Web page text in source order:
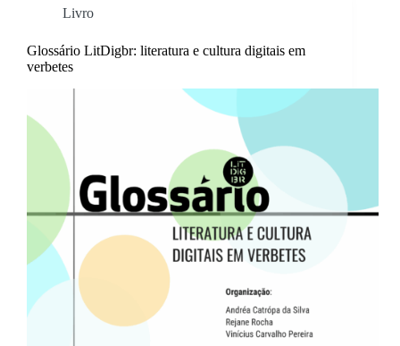
Livro
Glossário LitDigbr: literatura e cultura digitais em
verbetes